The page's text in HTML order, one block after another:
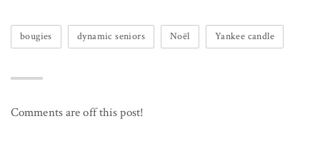
bougies dynamic seniors Noël Yankee candle
Comments are off this post!